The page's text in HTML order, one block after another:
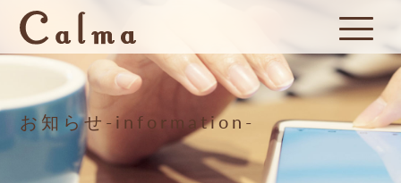
お知らせ-information-